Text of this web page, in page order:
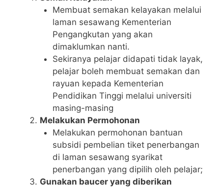
Membuat semakan kelayakan melalui
laman sesawang Kementerian
Pengangkutan yang akan
dimaklumkan nanti.
Sekiranya pelajar didapati tidak layak,
pelajar boleh membuat semakan dan
rayuan kepada Kementerian
Pendidikan Tinggi melalui universiti
masing-masing
Melakukan Permohonan
Melakukan permohonan bantuan
subsidi pembelian tiket penerbangan
di laman sesawang syarikat
penerbangan yang dipilih oleh pelajar;
Gunakan baucer yang diberikan